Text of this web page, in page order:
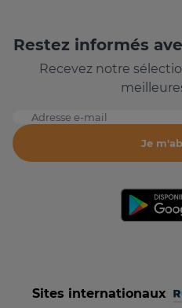
Restez informés
Recevez notre
Adresse e-mail
Je
Sites internationaux